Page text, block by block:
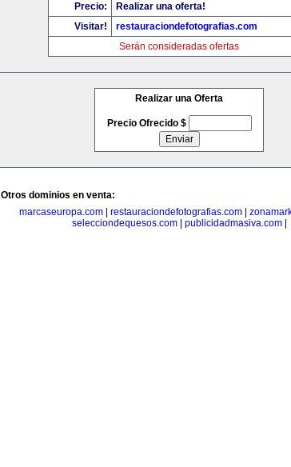
Precio:
Realizar una oferta!
Visitar!
restauraciondefotografias.com
Serán consideradas ofertas
Realizar una Oferta
Precio Ofrecido $
Otros dominios en venta:
marcaseuropa.com| restauraciondefotografias.com|
selecciondequesos.com| publicidadmasiva.com|